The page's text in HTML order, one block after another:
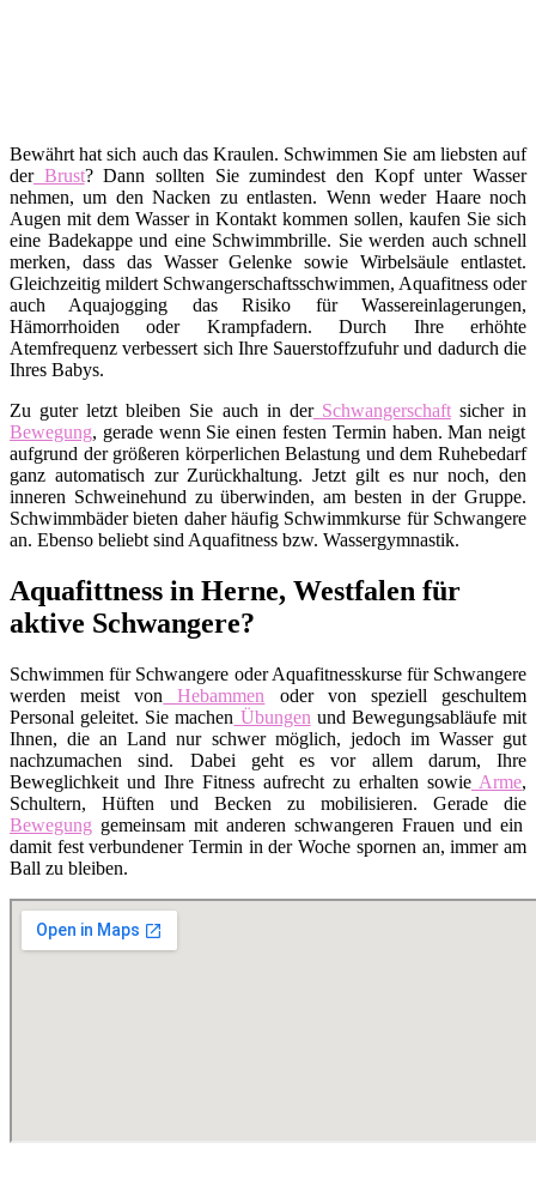
Bewährt hat sich auch das Kraulen. Schwimmen Sie am liebsten auf
derBrust? Dann sollten Sie zumindest den Kopf unter Wasser
nehmen, um den Nacken zu entlasten. Wenn weder Haare noch
Augen mit dem Wasser in Kontakt kommen sollen, kaufen Sie sich
eine Badekappe und eine Schwimmbrille. Sie werden auch schnell
merken, dass das Wasser Gelenke sowie Wirbelsäule entlastet.
Gleichzeitig mildert Schwangerschaftsschwimmen, Aquafitness oder
auch Aquajogging das Risiko für Wassereinlagerungen,
Hämorrhoiden oder Krampfadern. Durch Ihre erhöhte
Atemfrequenz verbessert sich Ihre Sauerstoffzufuhr und dadurch die
Ihres Babys.
Zu guter letzt bleiben Sie auch in derSchwangerschaftsicher in
Bewegung, gerade wenn Sie einen festen Termin haben. Man neigt
aufgrund der größeren körperlichen Belastung und dem Ruhebedarf
ganz automatisch zur Zurückhaltung. Jetzt gilt es nur noch, den
inneren Schweinehund zu überwinden, am besten in der Gruppe.
Schwimmbäder bieten daher häufig Schwimmkurse für Schwangere
an. Ebenso beliebt sind Aquafitness bzw. Wassergymnastik.
Aquafittness in Herne, Westfalen für
aktive Schwangere?
Schwimmen für Schwangere oder Aquafitnesskurse für Schwangere
werden meist von Hebammen oder von speziell geschultem
Personal geleitet. Sie machen Übungen und Bewegungsabläufe mit
Ihnen, die an Land nur schwer möglich, jedoch im Wasser gut
nachzumachen sind. Dabei geht es vor allem darum, Ihre
Beweglichkeit und Ihre Fitness aufrecht zu erhalten sowie Arme,
Schultern, Hüften und Becken zu mobilisieren. Gerade die
Bewegung gemeinsam mit anderen schwangeren Frauen und ein
damit fest verbundener Termin in der Woche spornen an, immer am
Ball zu bleiben.